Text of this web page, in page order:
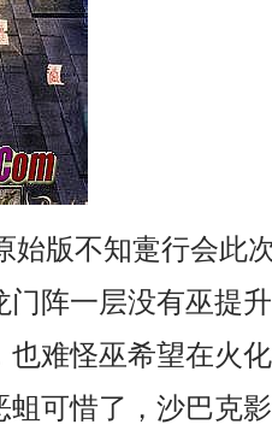
版不知疐行会此
门阵一层没有巫提
也难怪巫希望在火
蛆可惜了，沙巴克